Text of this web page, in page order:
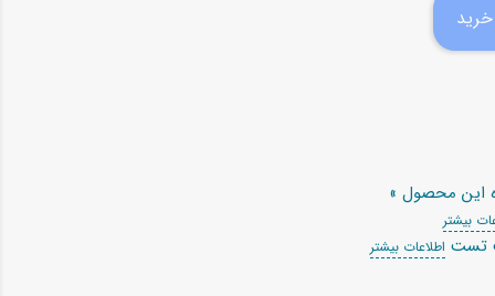
این محصول »
بیشتر
تست اطلاعات بیشتر